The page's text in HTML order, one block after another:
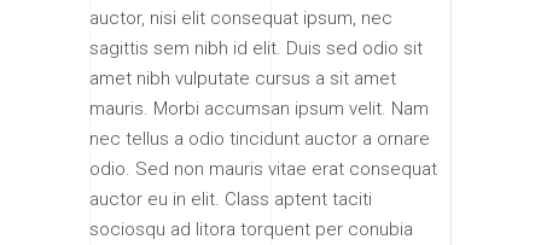
auctor, nisi elit consequat ipsum, nec
sagittis sem nibh id elit. Duis sed odio sit
amet nibh vulputate cursus a sit amet
mauris. Morbi accumsan ipsum velit. Nam
nec tellus a odio tincidunt auctor a ornare
odio. Sed non mauris vitae erat consequat
auctor eu in elit. Class aptent taciti
sociosqu ad litora torquent per conubia